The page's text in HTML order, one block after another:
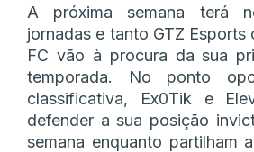
A próxima semana terá
jornadas e tanto GTZ Esports
FC vão à procura da sua
temporada. No ponto
classificativa, Ex0Tik e
defender a sua posição
semana enquanto partilham